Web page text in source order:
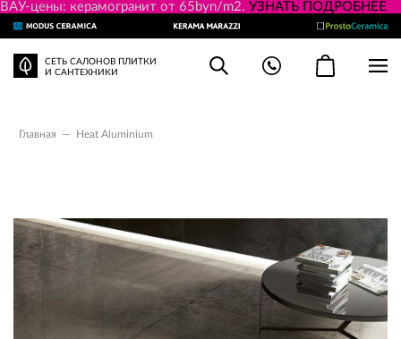
ВАУ-цены: керамогранит от 65byn/m2. УЗНАТЬ ПОДРОБНЕЕ
СЕТЬ САЛОНОВ ПЛИТКИ
И САНТЕХНИКИ
Главная — Heat Aluminium